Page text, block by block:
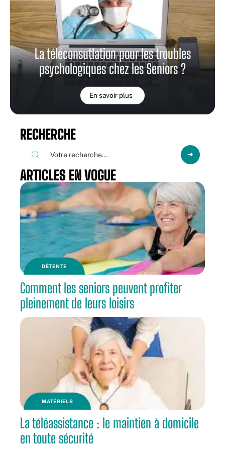
La téléconsutlation pour les troubles
psychologiques chez les Seniors ?
En savoir plus
RECHERCHE
ARTICLES EN VOGUE
DÉTENTE
Comment les seniors peuvent profiter
pleinement de leurs loisirs
MATÉRIELS
La téléassistance : le maintien à domicile
en toute sécurité